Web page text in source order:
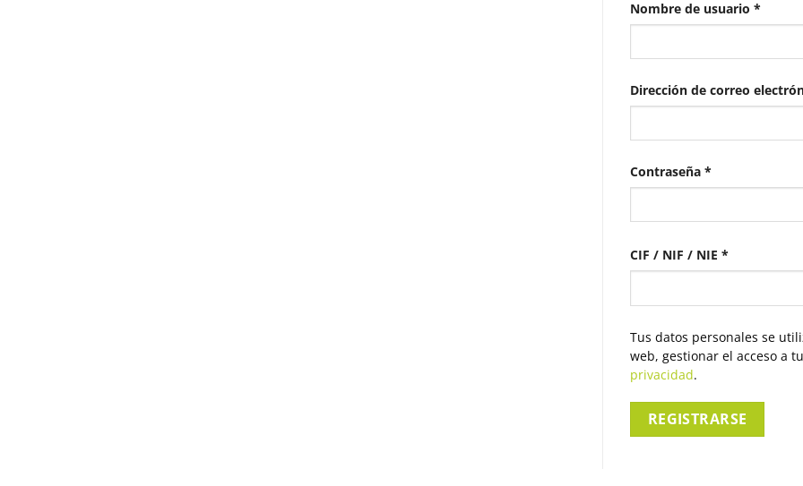
Nombre de usuario *
Dirección de correo
Contraseña *Obligatorio
CIF / NIF / NIE *
Tus datos personales se
web, gestionar el acceso a
privacidad.
REGISTRARSE